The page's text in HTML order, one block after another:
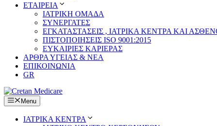
ΕΤΑΙΡΕΙΑ
ΙΑΤΡΙΚΗ ΟΜΑΔΑ
ΣΥΝΕΡΓΑΤΕΣ
ΕΓΚΑΤΑΣΤΑΣΕΙΣ , ΙΑΤΡΙΚΑ ΚΕΝΤΡΑ ΚΑΙ
ΠΙΣΤΟΠΟΙΗΣΕΙΣ ISO 9001:2015
ΕΥΚΑΙΡΙΕΣ ΚΑΡΙΕΡΑΣ
ΑΡΘΡΑ ΥΓΕΙΑΣ & ΝΕΑ
ΕΠΙΚΟΙΝΩΝΙΑ
GR
Menu
ΙΑΤΡΙΚΑ ΚΕΝΤΡΑ